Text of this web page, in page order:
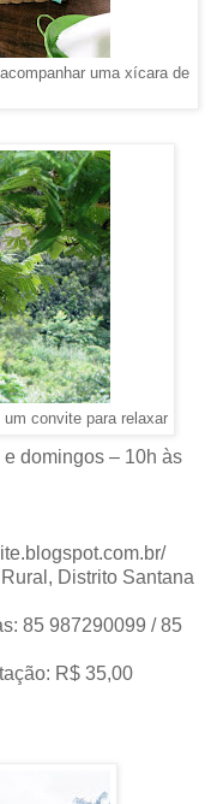
uma xícara de
convite para relaxar
domingos – 10h às
Distrito Santana
85 987290099 / 85
R$ 35,00